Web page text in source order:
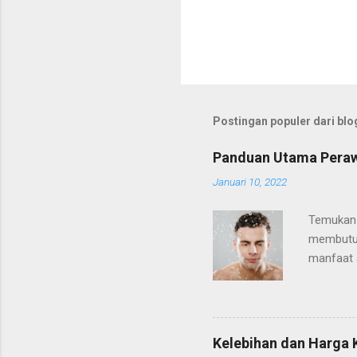
Postingan populer dari
Panduan Utama
Januari 10, 2022
manfaat
standar
tampak
Kelebihan dan Harga